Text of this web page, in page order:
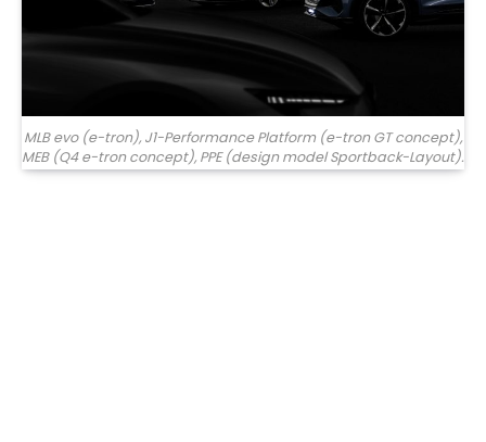
MLB evo (e-tron), J1-Performance Platform (e-tron GT concept),
MEB (Q4 e-tron concept), PPE (design model Sportback-Layout).